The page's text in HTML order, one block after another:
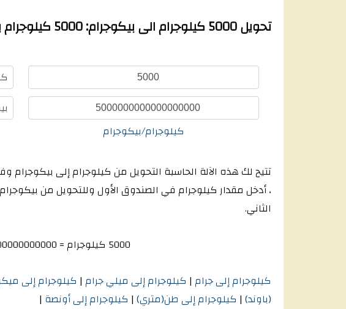
تحويل 5000 كيلوجرام الى بيكوجرام: 5000 كيلوجرام يساوي كم بيكوجرام
كيلوجرام/بيكوجرام
تتيح لك هذه الآلة الحاسبة التحويل من كيلوجرام إلى
، أدخل مقدار كيلوجرام في الصندوق الأول وللتحويل من
الثاني.
5000 كيلوجرام =
كيلوجرام إلى جرام | كيلوجرام إلى ميلي جرام | كيلوجرام إلى
(باوند) | كيلوجرام إلى طن(متري) | كيلوجرام إلى أونصة |